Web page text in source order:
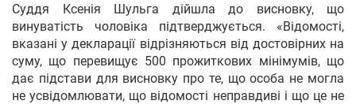
Суддя Ксенія Шульга дійшла до висновку, що
винуватість чоловіка підтверджується. «Відомості,
вказані у декларації відрізняються від достовірних на
суму, що перевищує 500 прожиткових мінімумів, що
дає підстави для висновку про те, що особа не могла
не усвідомлювати, що відомості неправдиві і що це не